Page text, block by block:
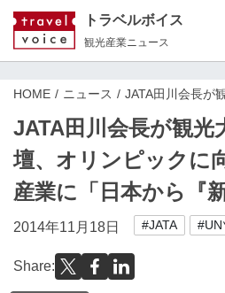
トラベルボイス
観光産業ニュース
HOME ニュース JATA田川会長が
JATA田川会長が観光
壇、オリンピックに
産業に「日本から『
2014年11月18日 #JATA #UN
Share: